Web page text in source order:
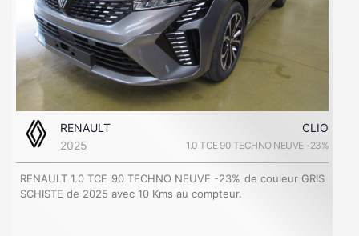
RENAULT
CLIO
2025
1.0 TCE 90 TECHNO NEUVE -23%
RENAULT 1.0 TCE 90 TECHNO NEUVE -23% de couleur GRIS
SCHISTE de 2025 avec 10 Kms au compteur.